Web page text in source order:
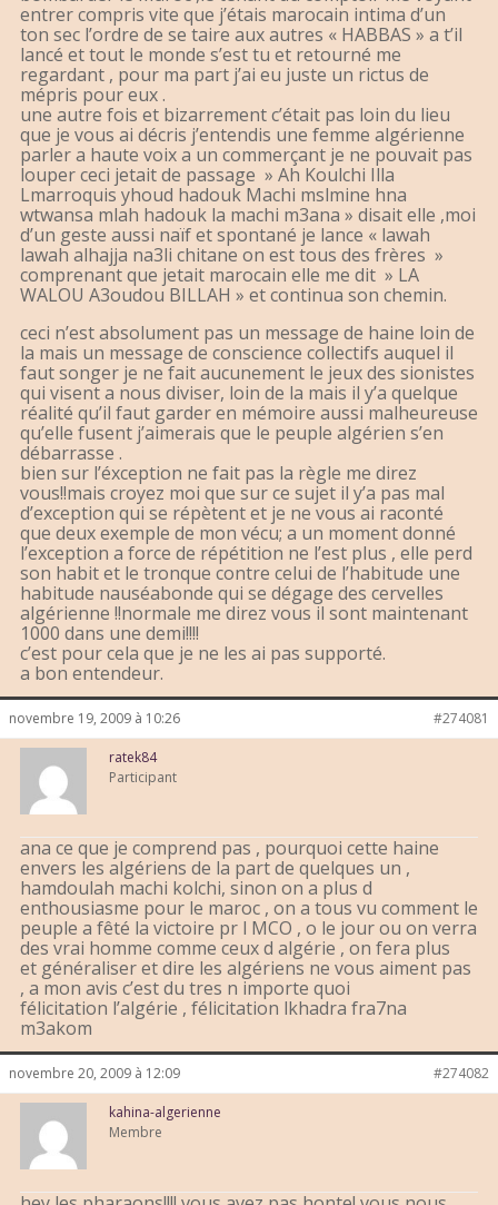
entrer compris vite que j’étais marocain intima d’un
ton sec l’ordre de se taire aux autres « HABBAS » a t’il
lancé et tout le monde s’est tu et retourné me
regardant , pour ma part j’ai eu juste un rictus de
mépris pour eux .
une autre fois et bizarrement c’était pas loin du lieu
que je vous ai décris j’entendis une femme algérienne
parler a haute voix a un commerçant je ne pouvait pas
louper ceci jetait de passage » Ah Koulchi Illa
Lmarroquis yhoud hadouk Machi mslmine hna
wtwansa mlah hadouk la machi m3ana » disait elle ,moi
d’un geste aussi naïf et spontané je lance « lawah
lawah alhajja na3li chitane on est tous des frères »
comprenant que jetait marocain elle me dit » LA
WALOU A3oudou BILLAH » et continua son chemin.
ceci n’est absolument pas un message de haine loin de
la mais un message de conscience collectifs auquel il
faut songer je ne fait aucunement le jeux des sionistes
qui visent a nous diviser, loin de la mais il y’a quelque
réalité qu’il faut garder en mémoire aussi malheureuse
qu’elle fusent j’aimerais que le peuple algérien s’en
débarrasse .
bien sur l’éxception ne fait pas la règle me direz
vous!!mais croyez moi que sur ce sujet il y’a pas mal
d’exception qui se répètent et je ne vous ai raconté
que deux exemple de mon vécu; a un moment donné
l’exception a force de répétition ne l’est plus , elle perd
son habit et le tronque contre celui de l’habitude une
habitude nauséabonde qui se dégage des cervelles
algérienne !!normale me direz vous il sont maintenant
1000 dans une demi!!!!
c’est pour cela que je ne les ai pas supporté.
a bon entendeur.
novembre 19, 2009 à 10:26 #274081
ratek84
Participant
ana ce que je comprend pas , pourquoi cette haine
envers les algériens de la part de quelques un ,
hamdoulah machi kolchi, sinon on a plus d
enthousiasme pour le maroc , on a tous vu comment le
peuple a fêté la victoire pr l MCO , o le jour ou on verra
des vrai homme comme ceux d algérie , on fera plus
et généraliser et dire les algériens ne vous aiment pas
, a mon avis c’est du tres n importe quoi
félicitation l’algérie , félicitation lkhadra fra7na
m3akom
novembre 20, 2009 à 12:09 #274082
kahina-algerienne
Membre